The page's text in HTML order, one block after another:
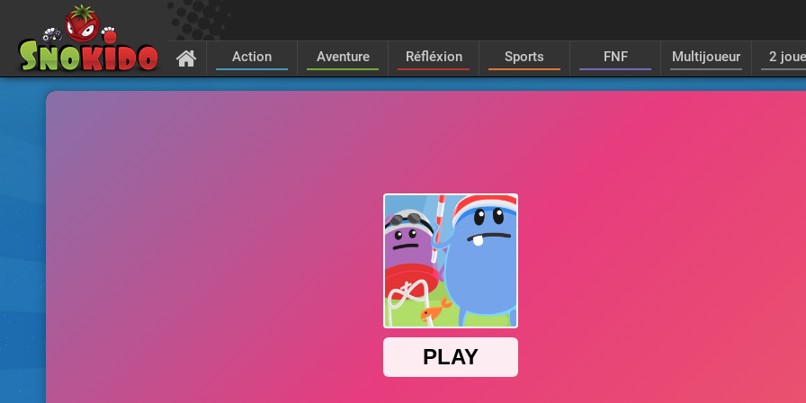
Action Aventure Réfléxion Sports FNF Multijoueur 2